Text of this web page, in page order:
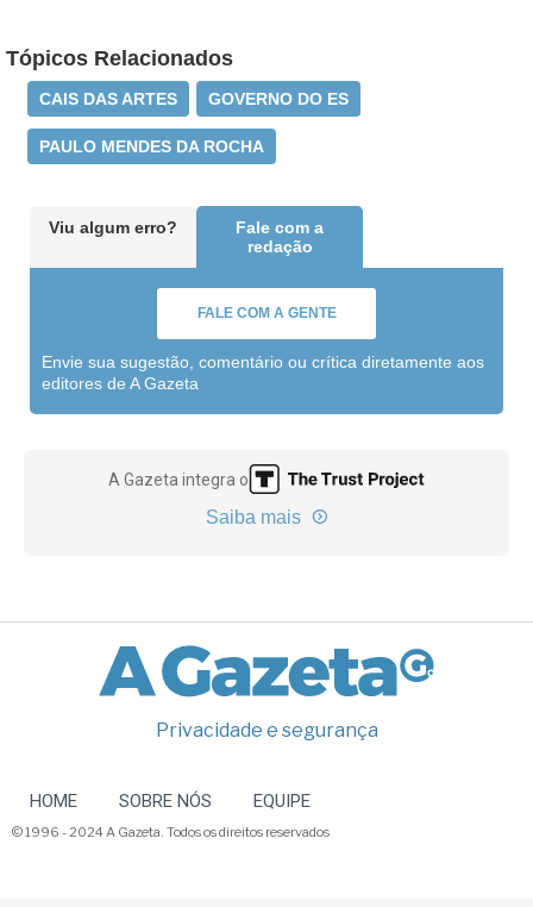
Tópicos Relacionados
CAIS DAS ARTES GOVERNO DO ES
PAULO MENDES DA ROCHA
Viu algum erro?
Fale com a
redação
FALE COM A GENTE
Envie sua sugestão, comentário ou crítica diretamente aos
editores de A Gazeta
A Gazeta integra o
Saiba mais
Privacidade e segurança
HOME SOBRE NÓS EQUIPE
© 1996 - 2024 A Gazeta. Todos os direitos reservados